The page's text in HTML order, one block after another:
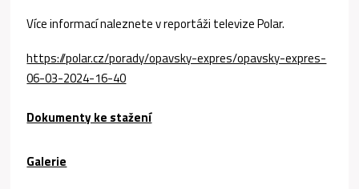
Více informací naleznete v reportáži televize Polar.
https://polar.cz/porady/opavsky-expres/opavsky-expres-
06-03-2024-16-40
Dokumenty ke stažení
Galerie